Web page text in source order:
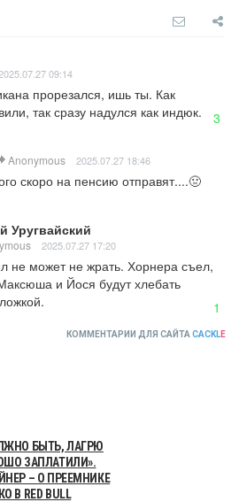
09:14
прорезался, ишь ты. Как
так сразу надулся как индюк.
3
Anonymous 2025.07.27 18:46
скоро на пенсию отправят....🤢
Уругвайский
2025.07.27 17:20
не может не жрать. Хорнера съел,
и Йося будут хлебать
1
КОММЕНТАРИИ ДЛЯ САЙТА CACKLE
БЫТЬ, ЛАГРЮ
ЗАПЛАТИЛИ».
– О ПРЕЕМНИКЕ
В RED BULL